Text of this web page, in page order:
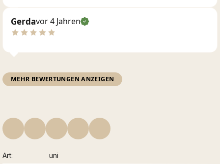
Gerdavor 4 Jahren
MEHR BEWERTUNGEN ANZEIGEN
Art
uni